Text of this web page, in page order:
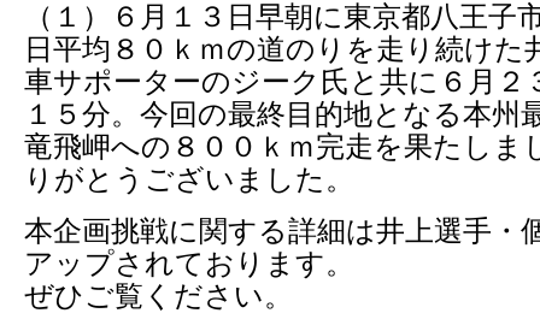
（１）６月１３日早朝に東京都八王子
日平均８０ｋｍの道のりを走り続けた
車サポーターのジーク氏と共に６月２
１５分。今回の最終目的地となる本州
竜飛岬への８００ｋｍ完走を果たしま
りがとうございました。
本企画挑戦に関する詳細は井上選手・
アップされております。
ぜひご覧ください。